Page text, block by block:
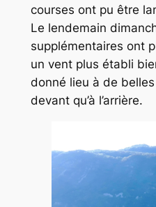
courses ont pu être
Le lendemain
supplémentaires ont
un vent plus établi
donné lieu à de
devant qu’à l’arrière.